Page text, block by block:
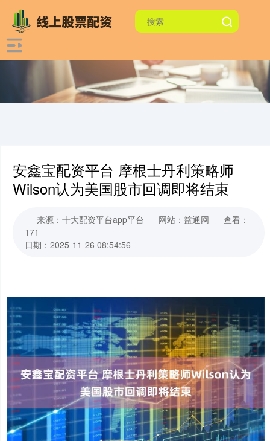
安鑫宝配资平台 摩根士丹利策略师
Wilson认为美国股市回调即将结束
来源：十大配资平台app平台 网站：益通网
查看：
171
日期：2025-11-26 08:54:56